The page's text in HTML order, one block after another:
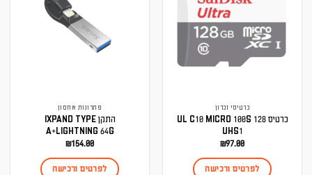
כרטיסי זכרון
כרטיס UL C10 MICRO 100S 128
UHS1
₪97.00
לפרטים ורכישה
פתרונות אחסון
התקן IXPAND TYPE
A+LIGHTNING 64G
₪154.00
לפרטים ורכישה